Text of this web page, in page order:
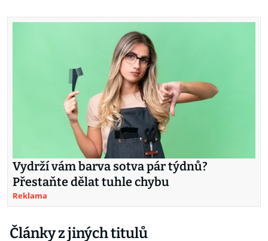
Vydrží vám barva sotva pár týdnů?
Přestaňte dělat tuhle chybu
Reklama
Články z jiných titulů